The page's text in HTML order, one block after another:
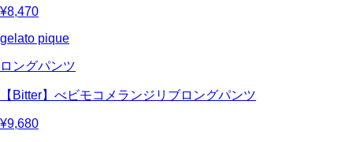
¥8,470
gelato pique
ロングパンツ
【Bitter】べビモコメランジリブロングパンツ
¥9,680